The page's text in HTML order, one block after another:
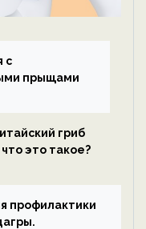
с
прыщами
гриб
это такое?
профилактики